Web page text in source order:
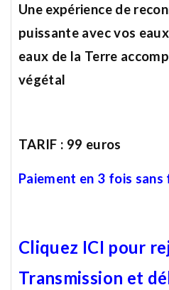
Une expérience de
puissante avec vos
eaux de la Terre
végétal
TARIF : 99 euros
Paiement en 3 fois
Cliquez ICI pour
Transmission et